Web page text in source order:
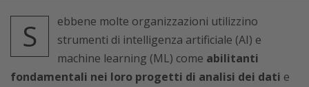
S
ebbene molte organizzazioni utilizzino
strumenti di intelligenza artificiale (AI) e
machine learning (ML) come abilitanti
fondamentali nei loro progetti di analisi dei dati e